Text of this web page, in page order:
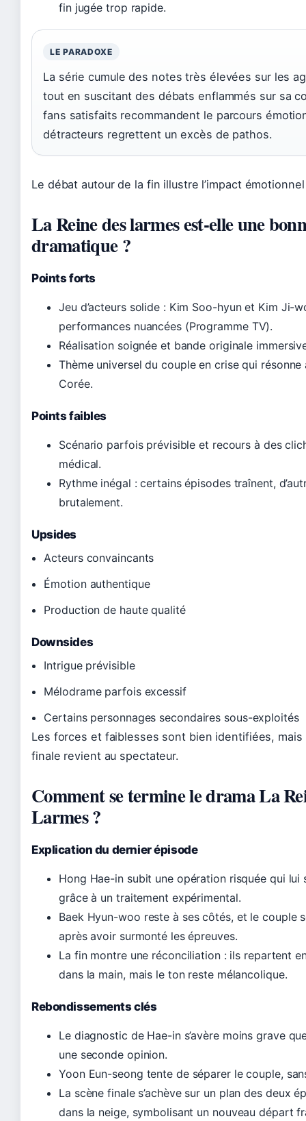
fin jugée trop rapide.
LE PARADOXE
La série cumule des notes très élevées sur les
tout en suscitant des débats enflammés sur sa
fans satisfaits recommandent le parcours
détracteurs regrettent un excès de pathos.
Le débat autour de la fin illustre l’impact
La Reine des larmes est-elle une
dramatique ?
Points forts
Jeu d’acteurs solide : Kim Soo-hyun et Kim Ji-
performances nuancées (Programme TV).
Réalisation soignée et bande originale
Thème universel du couple en crise qui
Corée.
Points faibles
Scénario parfois prévisible et recours à des
médical.
Rythme inégal : certains épisodes traînent,
brutalement.
Upsides
Acteurs convaincants
Émotion authentique
Production de haute qualité
Downsides
Intrigue prévisible
Mélodrame parfois excessif
Certains personnages secondaires sous-exploités
Les forces et faiblesses sont bien identifiées, mais
finale revient au spectateur.
Comment se termine le drama La
Larmes ?
Explication du dernier épisode
Hong Hae-in subit une opération risquée qui lui
grâce à un traitement expérimental.
Baek Hyun-woo reste à ses côtés, et le couple
après avoir surmonté les épreuves.
La fin montre une réconciliation : ils repartent
dans la main, mais le ton reste mélancolique.
Rebondissements clés
Le diagnostic de Hae-in s’avère moins grave
une seconde opinion.
Yoon Eun-seong tente de séparer le couple,
La scène finale s’achève sur un plan des deux
dans la neige, symbolisant un nouveau départ